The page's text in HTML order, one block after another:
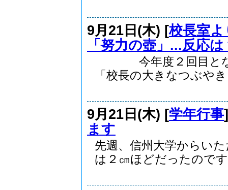
9月21日(木) [校長室よ
「努力の壺」...反応は
今年度２回目となる
「校長の大きなつぶや
9月21日(木) [学年行事
ます
先週、信州大学からい
は２㎝ほどだったので